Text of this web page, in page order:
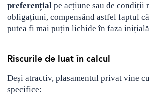
preferențial pe acțiune sau de condiții
obligațiuni, compensând astfel faptul
putea fi mai puțin lichide în faza
Riscurile de luat în calcul
Deși atractiv, plasamentul privat vine
specifice: